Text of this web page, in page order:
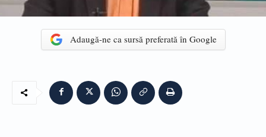
Adaugă-ne ca sursă preferată în Google